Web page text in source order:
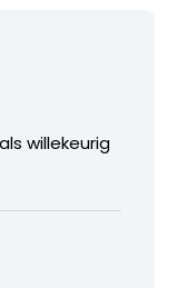
willekeurig